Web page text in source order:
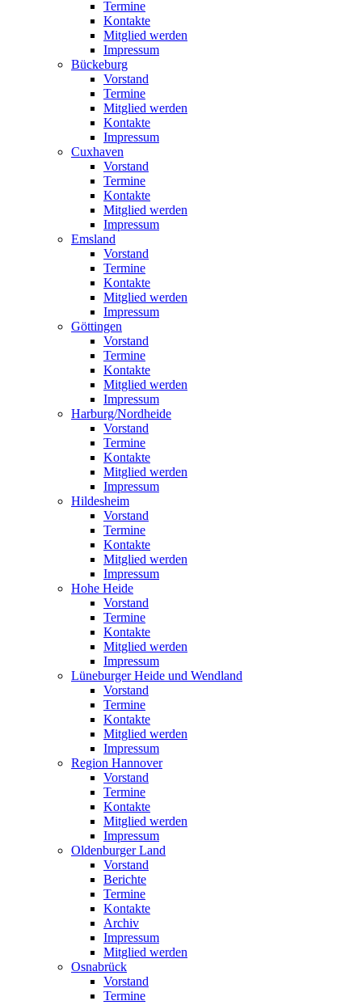
Termine
Kontakte
Mitglied werden
Impressum
Bückeburg
Vorstand
Termine
Mitglied werden
Kontakte
Impressum
Cuxhaven
Vorstand
Termine
Kontakte
Mitglied werden
Impressum
Emsland
Vorstand
Termine
Kontakte
Mitglied werden
Impressum
Göttingen
Vorstand
Termine
Kontakte
Mitglied werden
Impressum
Harburg/Nordheide
Vorstand
Termine
Kontakte
Mitglied werden
Impressum
Hildesheim
Vorstand
Termine
Kontakte
Mitglied werden
Impressum
Hohe Heide
Vorstand
Termine
Kontakte
Mitglied werden
Impressum
Lüneburger Heide und Wendland
Vorstand
Termine
Kontakte
Mitglied werden
Impressum
Region Hannover
Vorstand
Termine
Kontakte
Mitglied werden
Impressum
Oldenburger Land
Vorstand
Berichte
Termine
Kontakte
Archiv
Impressum
Mitglied werden
Osnabrück
Vorstand
Termine